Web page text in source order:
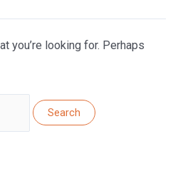
you’re looking for. Perhaps